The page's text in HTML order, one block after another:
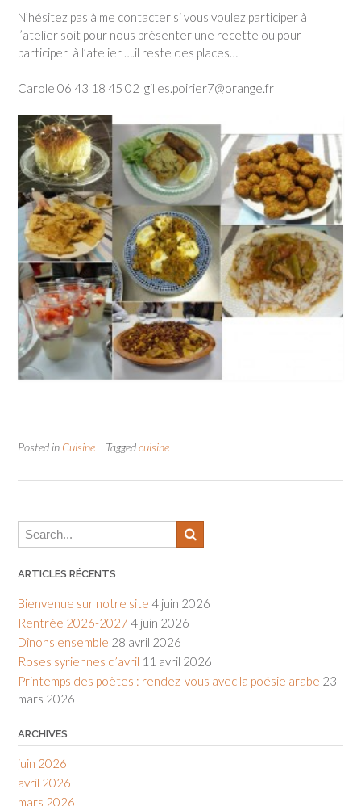
N’hésitez pas à me contacter si vous voulez participer à
l’atelier soit pour nous présenter une recette ou pour
participer à l’atelier ….il reste des places…
Carole 06 43 18 45 02 gilles.poirier7@orange.fr
Posted in Cuisine Taggedcuisine
ARTICLES RÉCENTS
Bienvenue sur notre site 4 juin 2026
Rentrée 2026-2027 4 juin 2026
Dînons ensemble 28 avril 2026
Roses syriennes d’avril 11 avril 2026
Printemps des poètes : rendez-vous avec la poésie arabe 23
mars 2026
ARCHIVES
juin 2026
avril 2026
mars 2026